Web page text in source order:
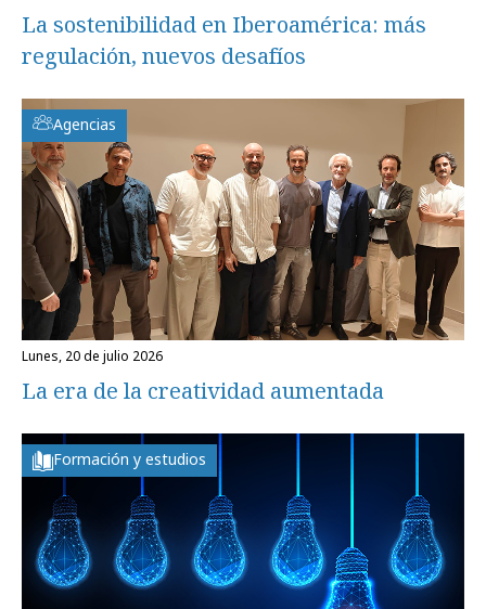
La sostenibilidad en Iberoamérica: más
regulación, nuevos desafíos
Agencias
lunes, 20 de julio 2026
La era de la creatividad aumentada
Formación y estudios